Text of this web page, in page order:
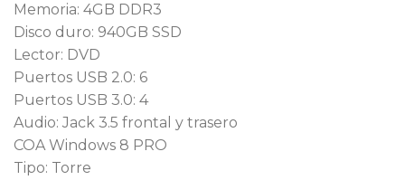
Memoria: 4GB DDR3
Disco duro: 940GB SSD
Lector: DVD
Puertos USB 2.0: 6
Puertos USB 3.0: 4
Audio: Jack 3.5 frontal y trasero
COA Windows 8 PRO
Tipo: Torre